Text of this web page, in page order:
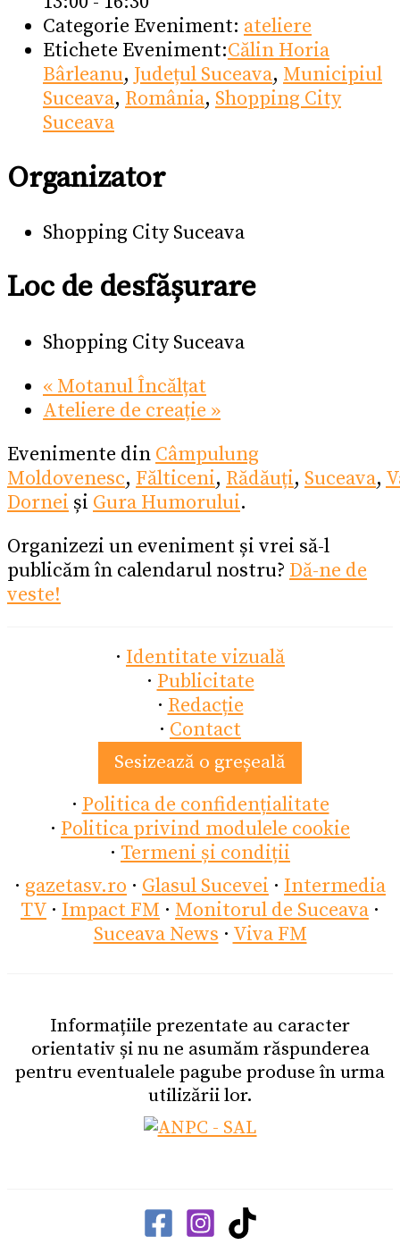
Categorie Eveniment: ateliere
Etichete Eveniment:Călin Horia
Bârleanu, Județul Suceava, Municipiul
Suceava, România, Shopping City
Suceava
Organizator
Shopping City Suceava
Loc de desfășurare
Shopping City Suceava
« Motanul Încălțat
Ateliere de creație »
Evenimente din Câmpulung
Moldovenesc, Fălticeni, Rădăuți, Suceava,
Dornei și Gura Humorului.
Organizezi un eveniment și vrei să-l
publicăm în calendarul nostru? Dă-ne de
veste!
· Identitate vizuală
· Publicitate
· Redacție
· Contact
Sesizează o greșeală
· Politica de confidențialitate
· Politica privind modulele cookie
· Termeni și condiții
· gazetasv.ro · Glasul Sucevei · Intermedia
TV · Impact FM · Monitorul de Suceava ·
Suceava News · Viva FM
Informațiile prezentate au caracter
orientativ și nu ne asumăm răspunderea
pentru eventualele pagube produse în urma
utilizării lor.